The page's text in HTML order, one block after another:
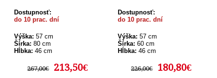
Dostupnosť:
do 10 prac. dní
Výška: 57 cm
Šírka: 80 cm
Hĺbka: 46 cm
267,00€ 213,50€
Dostupnosť:
do 10 prac. dní
Výška: 57 cm
Šírka: 60 cm
Hĺbka: 46 cm
226,00€ 180,80€